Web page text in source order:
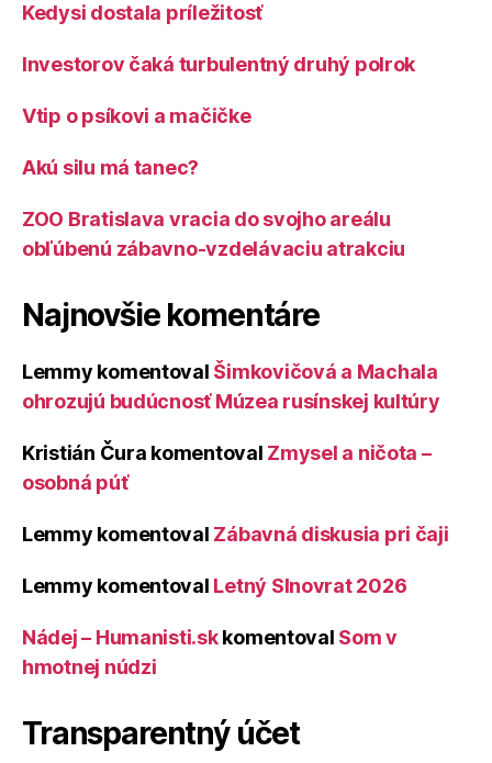
Kedysi dostala príležitosť
Investorov čaká turbulentný druhý polrok
Vtip o psíkovi a mačičke
Akú silu má tanec?
ZOO Bratislava vracia do svojho areálu
obľúbenú zábavno-vzdelávaciu atrakciu
Najnovšie komentáre
Lemmy komentoval Šimkovičová a Machala
ohrozujú budúcnosť Múzea rusínskej kultúry
Kristián Čura komentoval Zmysel a ničota –
osobná púť
Lemmy komentoval Zábavná diskusia pri čaji
Lemmy komentoval Letný Slnovrat 2026
Nádej – Humanisti.skkomentoval Som v
hmotnej núdzi
Transparentný účet